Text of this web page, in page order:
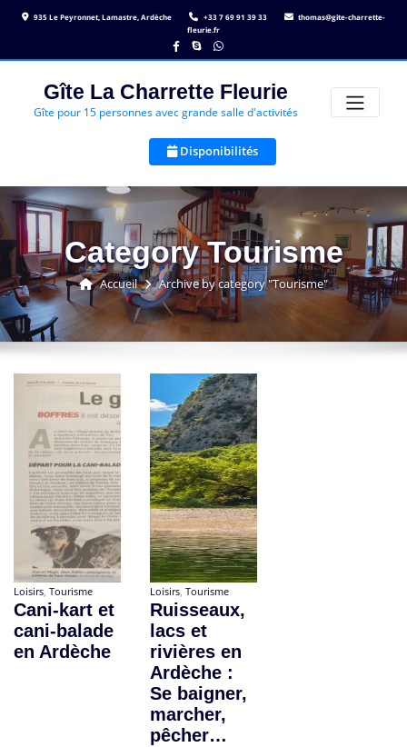
935 Le Peyronnet, Lamastre, Ardèche +33 7 69 91 39 33
thomas@gite-charrette-
fleurie.fr
Gîte La Charrette Fleurie
Gîte pour 15 personnes avec grande salle d'activités
Disponibilités
Category Tourisme
Accueil Archive by category "Tourisme"
Loisirs, Tourisme
Cani-kart et
cani-balade
en Ardèche
Loisirs, Tourisme
Ruisseaux,
lacs et
rivières en
Ardèche :
Se baigner,
marcher,
pêcher…